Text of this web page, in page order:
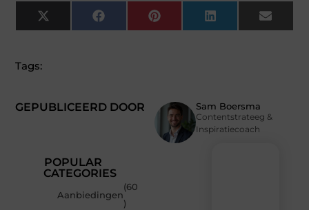
X
(Twitter)
Facebook Pinterest LinkedIn Email
GEPUBLICEERD DOOR Sam Boersma
Contentstrateeg &
Inspiratiecoach
Tags:
POPULAR
CATEGORIES
Aanbiedingen
(60
)